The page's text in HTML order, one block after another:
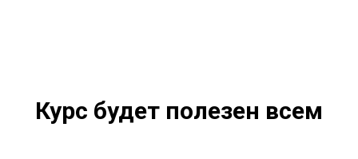
Курс будет полезен всем